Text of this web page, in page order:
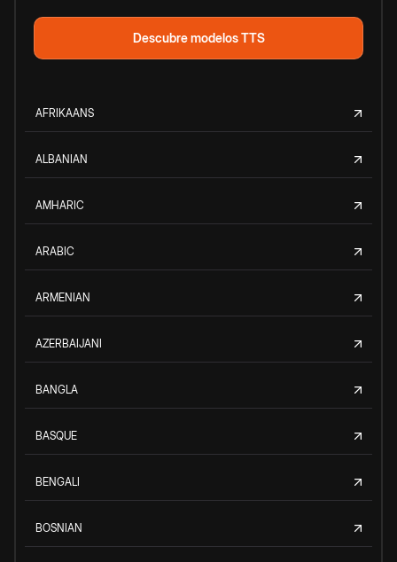
Descubre modelos TTS
AFRIKAANS
ALBANIAN
AMHARIC
ARABIC
ARMENIAN
AZERBAIJANI
BANGLA
BASQUE
BENGALI
BOSNIAN